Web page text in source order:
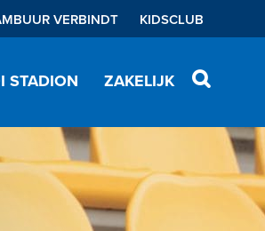
VERBINDT KIDSCLUB
STADION ZAKELIJK